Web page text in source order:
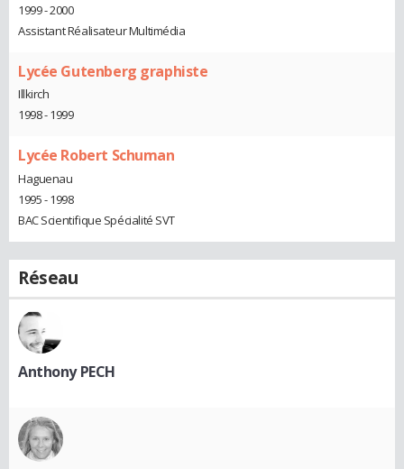
1999 - 2000
Assistant Réalisateur Multimédia
Lycée Gutenberg graphiste
Illkirch
1998 - 1999
Lycée Robert Schuman
Haguenau
1995 - 1998
BAC Scientifique Spécialité SVT
Réseau
Anthony PECH